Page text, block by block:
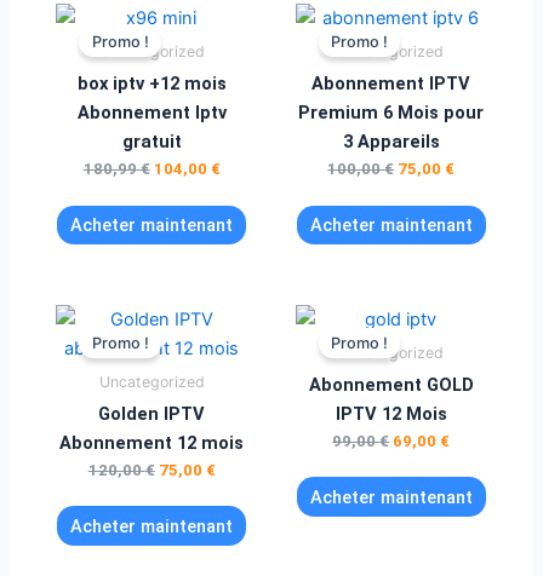
Promo !
Uncategorized
box iptv +12 mois
Abonnement Iptv
gratuit
180,99€
Le
initial
était :
180,99 €.
104,00 €
104,00 €.
Acheter maintenant
Promo !
Uncategorized
Abonnement IPTV
Premium 6 Mois pour
3 Appareils
100,00€
Le
initial
était :
100,00 €.
75,00 €
Le
est :
75,00 €.
Acheter maintenant
Promo !
Uncategorized
Golden IPTV
Abonnement 12 mois
120,00€
Le
initial
était :
120,00 €.
75,00 €
actuel
Acheter maintenant
Promo !
Uncategorized
Abonnement GOLD
IPTV 12 Mois
99,00€
Le
prix
initial
était :
99,00 €.
69,00 €
est :
69,00 €.
Acheter maintenant